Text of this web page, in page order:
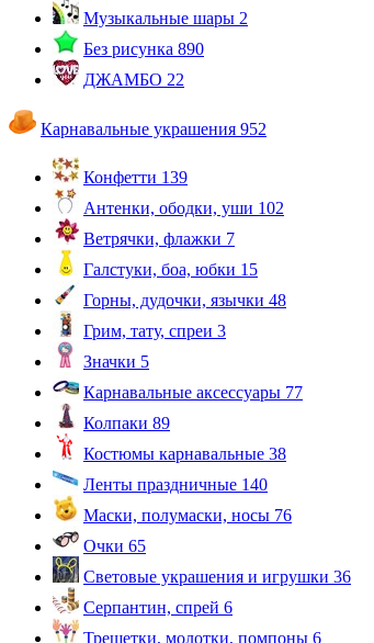
Музыкальные шары 2
Без рисунка 890
ДЖАМБО 22
Карнавальные украшения 952
Конфетти 139
Антенки, ободки, уши 102
Ветрячки, флажки 7
Галстуки, боа, юбки 15
Горны, дудочки, язычки 48
Грим, тату, спреи 3
Значки 5
Карнавальные аксессуары 77
Колпаки 89
Костюмы карнавальные 38
Ленты праздничные 140
Маски, полумаски, носы 76
Очки 65
Световые украшения и игрушки 36
Серпантин, спрей 6
Трещетки, молотки, помпоны 6